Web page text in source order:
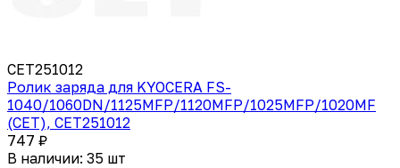
CET251012
Ролик заряда для KYOCERA FS-
1040/1060DN/1125MFP/1120MFP/1025MFP/1020MF
(CET), CET251012
747 ₽
В наличии: 35 шт